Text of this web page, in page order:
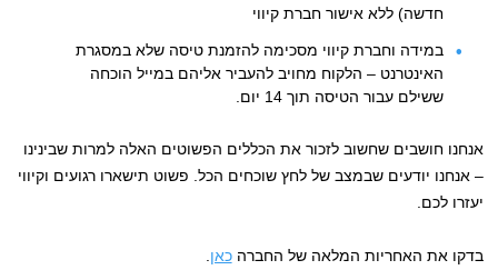
חדשה) ללא אישור חברת קיווי
במידה וחברת קיווי מסכימה להזמנת טיסה שלא במסגרת
האינטרנט – הלקוח מחויב להעביר אליהם במייל הוכחה
ששילם עבור הטיסה תוך 14 יום.
אנחנו חושבים שחשוב לזכור את הכללים הפשוטים האלה למרות שבינינו
– אנחנו יודעים שבמצב של לחץ שוכחים הכל. פשוט תישארו רגועים וקיווי
יעזרו לכם.
בדקו את האחריות המלאה של החברהכאן